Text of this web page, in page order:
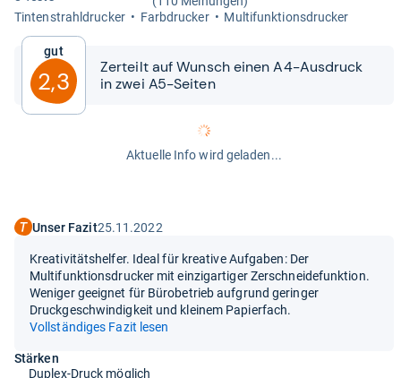
Tin­ten­strahl­dru­cker
Farb­dru­cker Mul­ti­funk­ti­ons­dru­cker
Gut
2,3
Zer­teilt auf Wunsch einen A4-​​Aus­druck
in zwei A5-​​Sei­ten
Aktuelle Info wird geladen...
Unser Fazit25.11.2022
Kreativitätshelfer. Ideal für kreative Aufgaben: Der
Multifunktionsdrucker mit einzigartiger Zerschneidefunktion.
Weniger geeignet für Bürobetrieb aufgrund geringer
Druckgeschwindigkeit und kleinem Papierfach.
Vollständiges Fazit lesen
Stärken
Duplex-Druck möglich